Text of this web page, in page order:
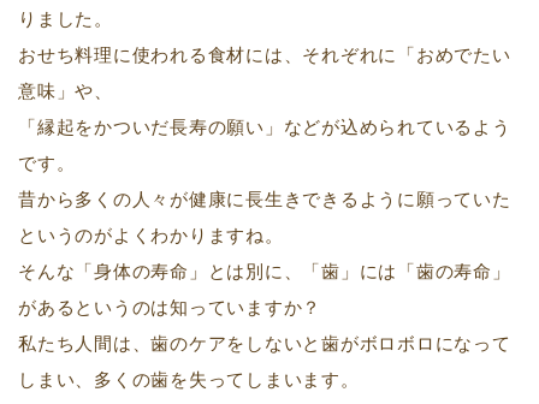
りました。
おせち料理に使われる食材には、それぞれに「おめでたい
意味」や、
「縁起をかついだ長寿の願い」などが込められているよう
です。
昔から多くの人々が健康に長生きできるように願っていた
というのがよくわかりますね。
そんな「身体の寿命」とは別に、「歯」には「歯の寿命」
があるというのは知っていますか？
私たち人間は、歯のケアをしないと歯がボロボロになって
しまい、多くの歯を失ってしまいます。